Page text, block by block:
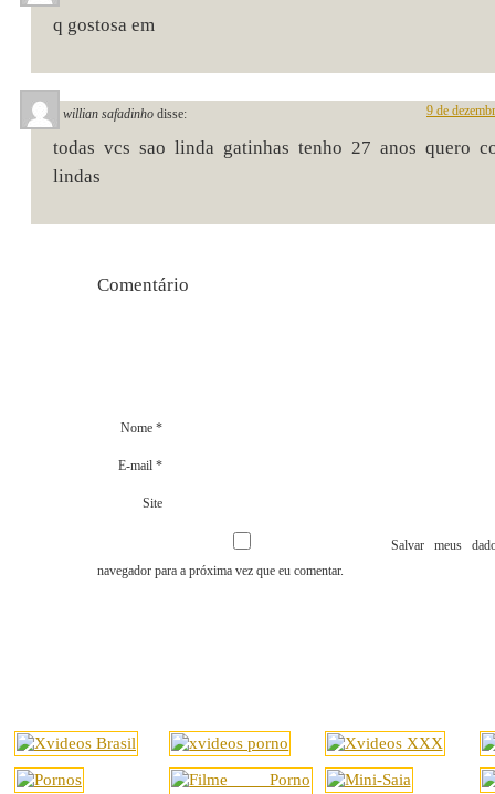
q gostosa em
willian safadinho disse: 9 de
todas vcs sao linda gatinhas tenho 27 anos quero
lindas
Nome *
E-mail *
Site
Salvar meus
navegador para a próxima vez que eu comentar.